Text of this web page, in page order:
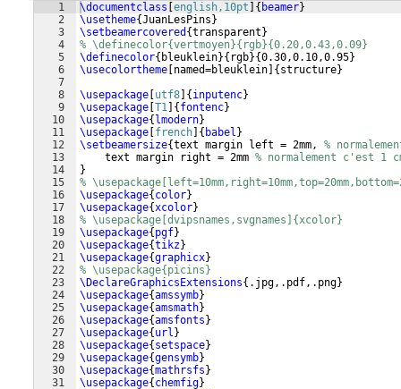
1
2
3
4
5
6
7
8
9
10
11
12
13
14
15
16
17
18
19
20
21
22
23
24
25
26
27
28
29
30
31
\documentclass english,10pt { beamer}
\usetheme{JuanLesPins }
\setbeamercovered {transparent }
% \definecolor{vertmoyen}{rgb}{0.20,0.43,0.09}
\definecolor{ bleuklein}{ rgb}{0.30,0.10,0.95}
\usecolortheme named=bleuklein { structure}
\usepackage utf8 { inputenc}
\usepackage T1 { fontenc}
\usepackage{ lmodern}
\usepackage french { babel }
\setbeamersize{text margin left = 2mm, %
    text margin right = 2mm
% normalement c'est 1
}
%
\usepackage{ color}
\usepackage{xcolor}
% \usepackage[dvipsnames,svgnames]{xcolor}
\usepackage{ pgf}
\usepackage{tikz}
\usepackage{graphicx}
% \usepackage{picins}
\DeclareGraphicsExtensions{ .jpg,.pdf,.png}
\usepackage{amssymb}
\usepackage{amsmath}
\usepackage{amsfonts }
\usepackage{ url }
\usepackage{ setspace}
\usepackage{gensymb}
\usepackage{mathrsfs }
\usepackage{ chemfig}